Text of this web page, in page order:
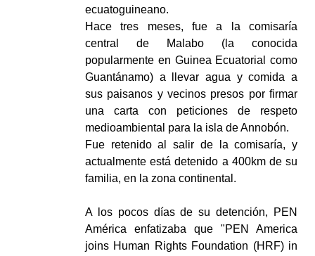
ecuatoguineano.
Hace tres meses, fue a la comisaría
central de Malabo (la conocida
popularmente en Guinea Ecuatorial como
Guantánamo) a llevar agua y comida a
sus paisanos y vecinos presos por firmar
una carta con peticiones de respeto
medioambiental para la isla de Annobón.
Fue retenido al salir de la comisaría, y
actualmente está detenido a 400km de su
familia, en la zona continental.
A los pocos días de su detención, PEN
América enfatizaba que "PEN America
joins Human Rights Foundation (HRF) in